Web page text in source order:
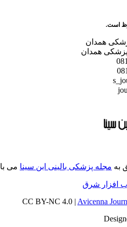
است.
همدان
پزشکی همدان
به مجله پزشکی بالینی ابن سینا می
افزار شرق
Avicenna